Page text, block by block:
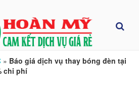
» Báo giá dịch vụ thay bóng đèn tại
chi phí